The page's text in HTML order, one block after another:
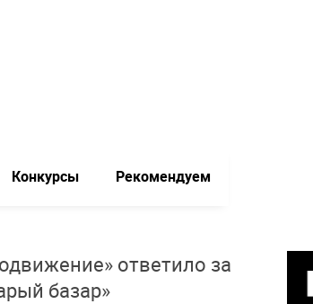
Конкурсы Рекомендуем
ответило за
базар»